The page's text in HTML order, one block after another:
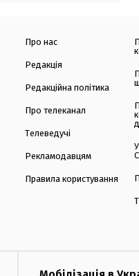
Про нас
Редакція
Редакційна політика
Про телеканал
Телеведучі
Рекламодавцям
Правила користування